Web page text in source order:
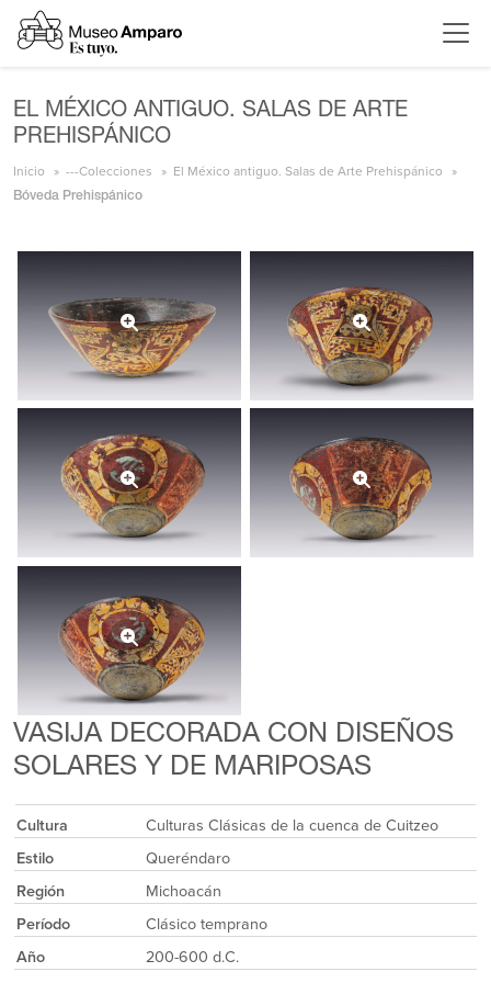
EL MÉXICO ANTIGUO. SALAS DE ARTE
PREHISPÁNICO
Inicio ---Colecciones El México antiguo. Salas de Arte Prehispánico
Bóveda Prehispánico
VASIJA DECORADA CON DISEÑOS
SOLARES Y DE MARIPOSAS
Cultura
Culturas Clásicas de la cuenca de Cuitzeo
Estilo
Queréndaro
Región
Michoacán
Período
Clásico temprano
Año
200-600 d.C.